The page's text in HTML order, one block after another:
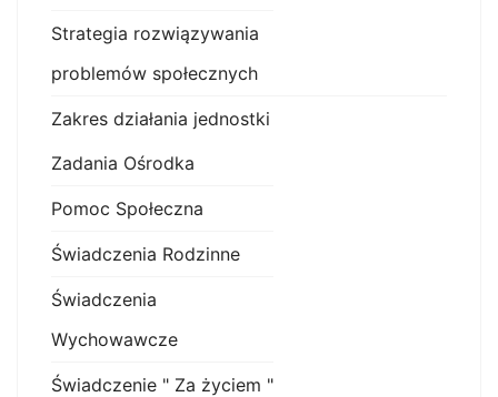
Strategia rozwiązywania
problemów społecznych
Zakres działania jednostki
Zadania Ośrodka
Pomoc Społeczna
Świadczenia Rodzinne
Świadczenia
Wychowawcze
Świadczenie " Za życiem "